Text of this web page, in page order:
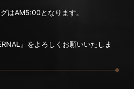
はAM5:00となります。
』をよろしくお願いいたしま